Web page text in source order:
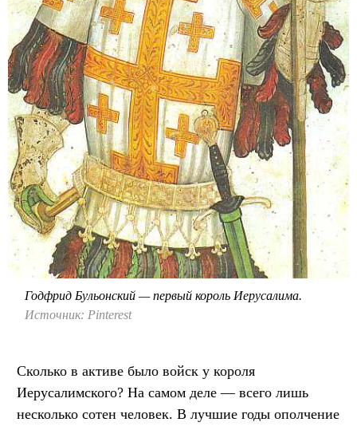
Годфрид Бульонский — первый король Иерусалима.
Источник: Pinterest
Сколько в активе было войск у короля
Иерусалимского? На самом деле — всего лишь
несколько сотен человек. В лучшие годы ополчение